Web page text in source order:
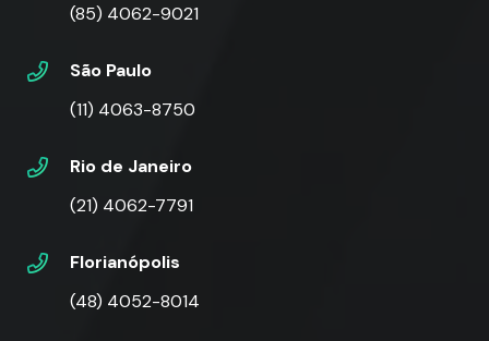
(85) 4062-9021
São Paulo
(11) 4063-8750
Rio de Janeiro
(21) 4062-7791
Florianópolis
(48) 4052-8014